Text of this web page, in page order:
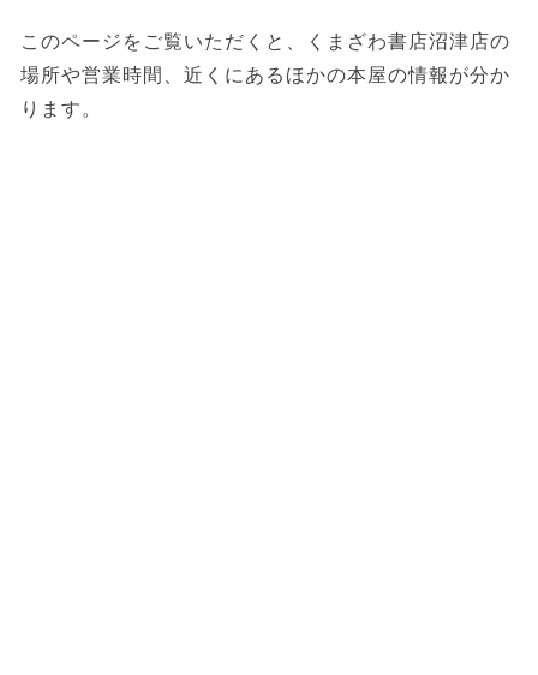
このページをご覧いただくと、くまざわ書店沼津店の
場所や営業時間、近くにあるほかの本屋の情報が分か
ります。